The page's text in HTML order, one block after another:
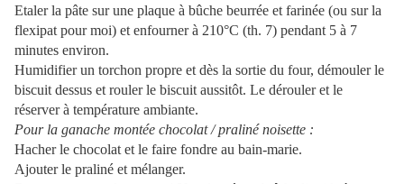
Etaler la pâte sur une plaque à bûche beurrée et farinée (ou sur la
flexipat pour moi) et enfourner à 210°C (th. 7) pendant 5 à 7
minutes environ.
Humidifier un torchon propre et dès la sortie du four, démouler le
biscuit dessus et rouler le biscuit aussitôt. Le dérouler et le
réserver à température ambiante.
Pour la ganache montée chocolat / praliné noisette :
Hacher le chocolat et le faire fondre au bain-marie.
Ajouter le praliné et mélanger.